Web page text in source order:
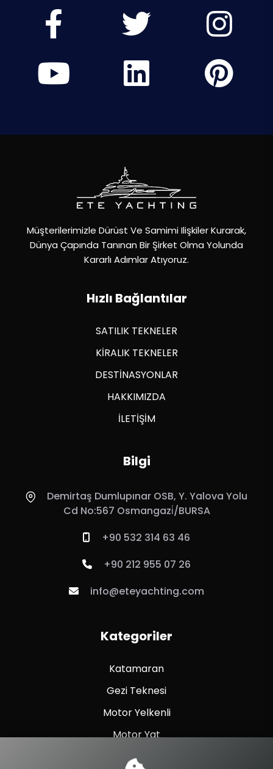
Müşterilerimizle Dürüst Ve Samimi Ilişkiler Kurarak,
Dünya Çapında Tanınan Bir Şirket Olma Yolunda
Kararlı Adımlar Atıyoruz.
Hızlı Bağlantılar
SATILIK TEKNELER
KİRALIK TEKNELER
DESTİNASYONLAR
HAKKIMIZDA
İLETİŞİM
Bilgi
Demirtaş Dumlupınar OSB, Y. Yalova Yolu
Cd No:567 Osmangazi̇/BURSA
+90 532 314 63 46
+90 212 955 07 26
info@eteyachting.com
Kategoriler
Katamaran
Gezi Teknesi
Motor Yelkenli
Motor Yat
Yelkenli Yat